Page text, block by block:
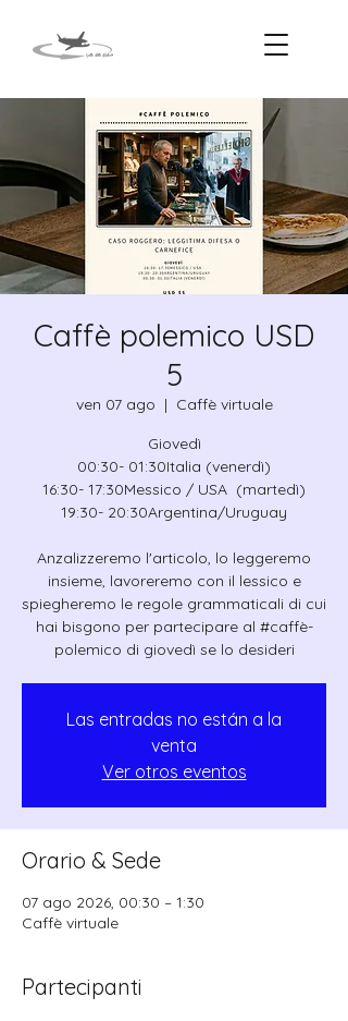
Caffè polemico USD
5
ven 07 ago
  |
Caffè virtuale
Giovedì
00:30- 01:30Italia (venerdì)
16:30- 17:30Messico / USA (martedì)
19:30- 20:30Argentina/Uruguay
Anzalizzeremo l'articolo, lo leggeremo
insieme, lavoreremo con il lessico e
spiegheremo le regole grammaticali di cui
hai bisgono per partecipare al #caffè-
polemico di giovedì se lo desideri
Las entradas no están a la
venta
Ver otros eventos
Orario & Sede
07 ago 2026, 00:30 – 1:30
Caffè virtuale
Partecipanti